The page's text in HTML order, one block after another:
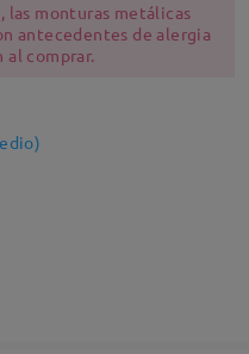
las monturas metálicas
antecedentes de alergia
comprar.
)